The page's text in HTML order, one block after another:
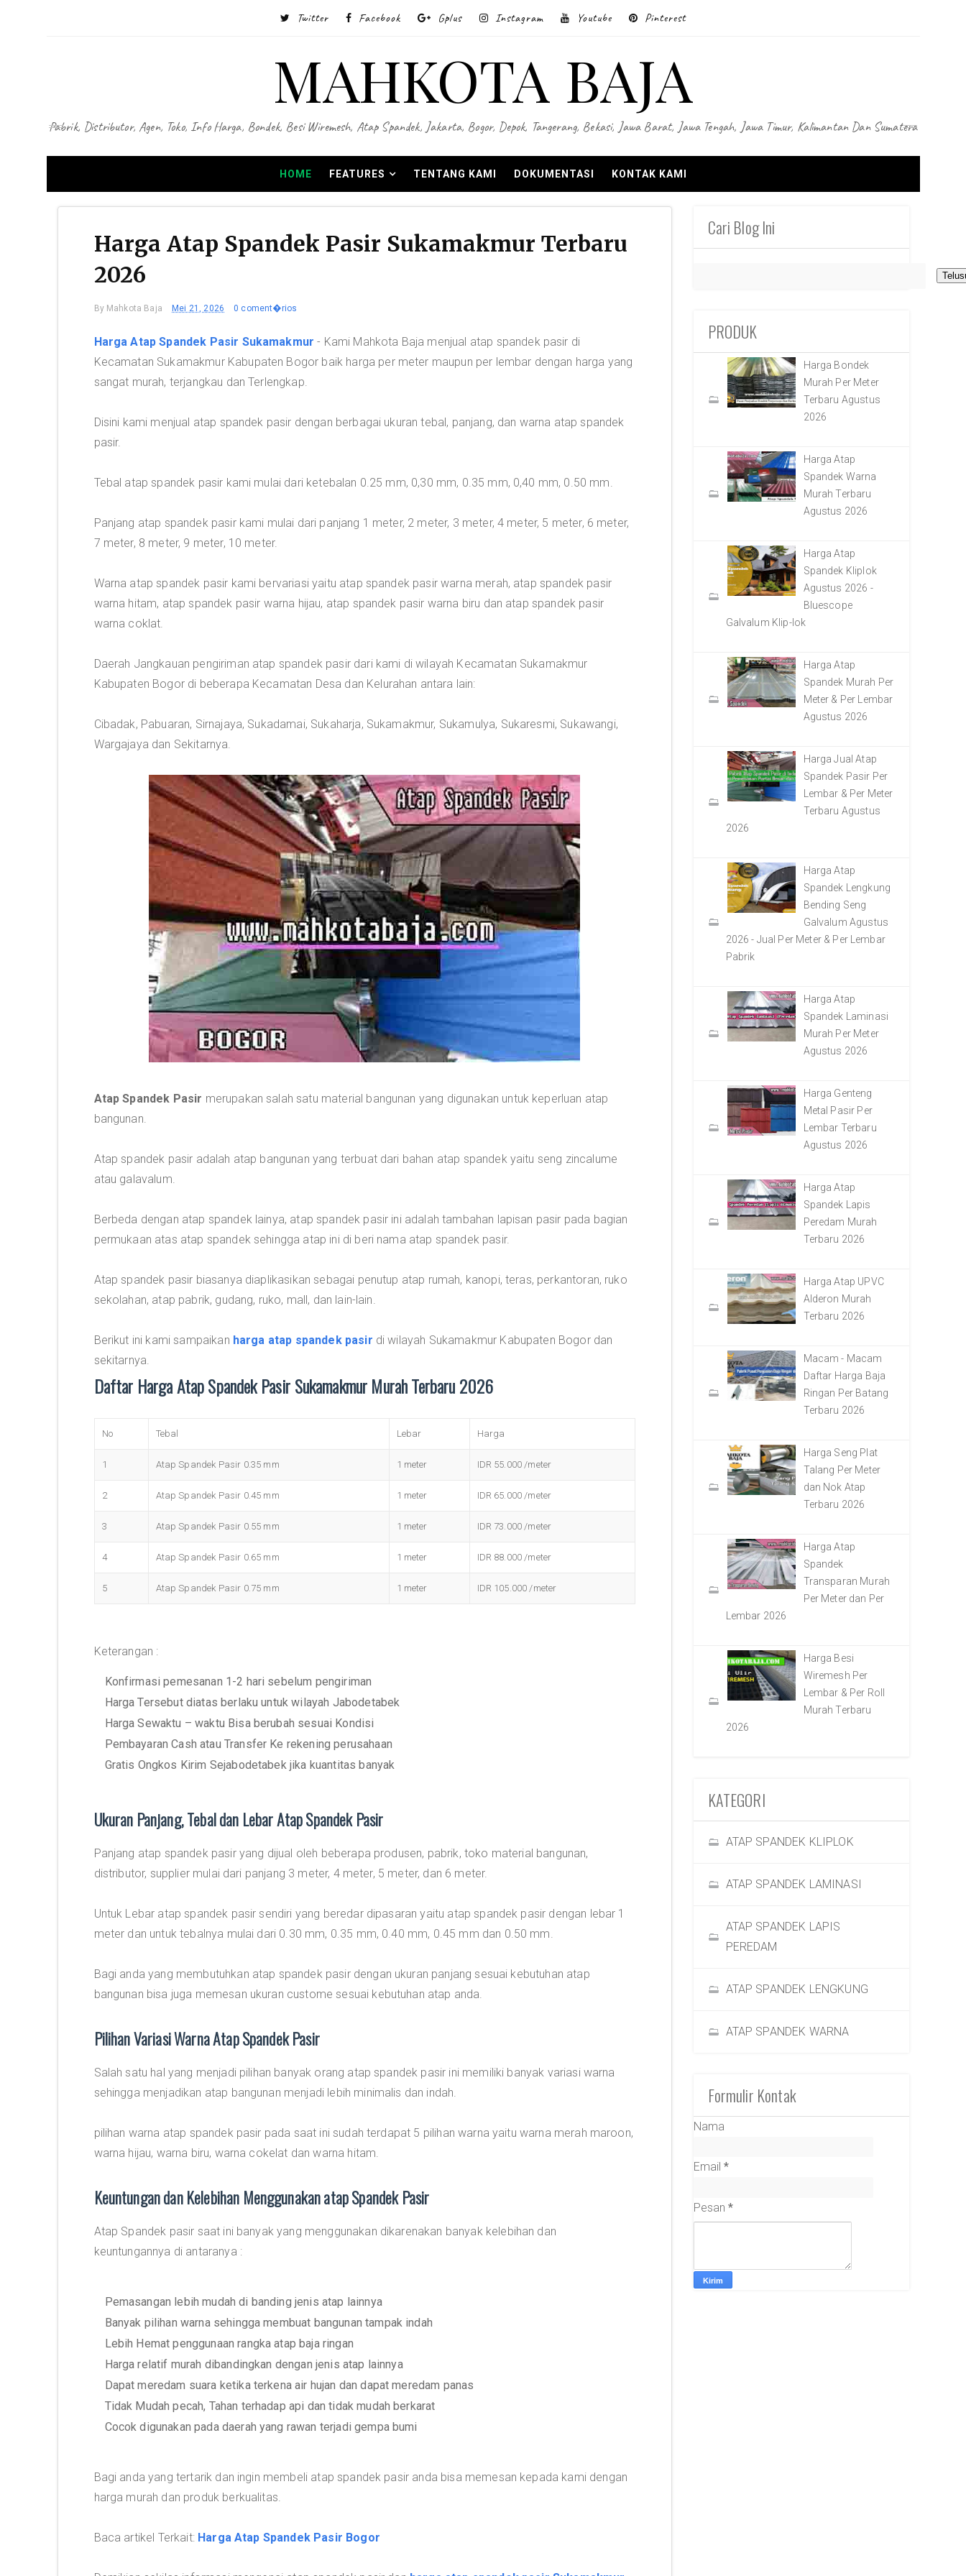
Twitter Facebook Gplus Instagram Youtube Pinterest
MAHKOTA BAJA
Pabrik, Distributor, Agen, Toko, Info Harga, Bondek, Besi Wiremesh, Atap Spandek, Jakarta, Bogor, Depok, Tangerang, Bekasi, Jawa Barat, Jawa Tengah, Jawa Timur, Kalimantan Dan Sumatera
HOME FEATURES TENTANG KAMI DOKUMENTASI KONTAK KAMI
Harga Atap Spandek Pasir Sukamakmur Terbaru
2026
By Mahkota Baja Mei 21, 2026 0 coment�rios
Harga Atap Spandek Pasir Sukamakmur - Kami Mahkota Baja menjual atap spandek pasir di
Kecamatan Sukamakmur Kabupaten Bogor baik harga per meter maupun per lembar dengan harga yang
sangat murah, terjangkau dan Terlengkap.
Disini kami menjual atap spandek pasir dengan berbagai ukuran tebal, panjang, dan warna atap spandek
pasir.
Tebal atap spandek pasir kami mulai dari ketebalan 0.25 mm, 0,30 mm, 0.35 mm, 0,40 mm, 0.50 mm.
Panjang atap spandek pasir kami mulai dari panjang 1 meter, 2 meter, 3 meter, 4 meter, 5 meter, 6 meter,
7 meter, 8 meter, 9 meter, 10 meter.
Warna atap spandek pasir kami bervariasi yaitu atap spandek pasir warna merah, atap spandek pasir
warna hitam, atap spandek pasir warna hijau, atap spandek pasir warna biru dan atap spandek pasir
warna coklat.
Daerah Jangkauan pengiriman atap spandek pasir dari kami di wilayah Kecamatan Sukamakmur
Kabupaten Bogor di beberapa Kecamatan Desa dan Kelurahan antara lain:
Cibadak, Pabuaran, Sirnajaya, Sukadamai, Sukaharja, Sukamakmur, Sukamulya, Sukaresmi, Sukawangi,
Wargajaya dan Sekitarnya.
Atap Spandek Pasir merupakan salah satu material bangunan yang digunakan untuk keperluan atap
bangunan.
Atap spandek pasir adalah atap bangunan yang terbuat dari bahan atap spandek yaitu seng zincalume
atau galavalum.
Berbeda dengan atap spandek lainya, atap spandek pasir ini adalah tambahan lapisan pasir pada bagian
permukaan atas atap spandek sehingga atap ini di beri nama atap spandek pasir.
Atap spandek pasir biasanya diaplikasikan sebagai penutup atap rumah, kanopi, teras, perkantoran, ruko
sekolahan, atap pabrik, gudang, ruko, mall, dan lain-lain.
Berikut ini kami sampaikan harga atap spandek pasir di wilayah Sukamakmur Kabupaten Bogor dan
sekitarnya.
Daftar Harga Atap Spandek Pasir Sukamakmur Murah Terbaru 2026
No Tebal Lebar Harga
1 Atap Spandek Pasir 0.35 mm 1 meter IDR 55.000 /meter
2 Atap Spandek Pasir 0.45 mm 1 meter IDR 65.000 /meter
3 Atap Spandek Pasir 0.55 mm 1 meter IDR 73.000 /meter
4 Atap Spandek Pasir 0.65 mm 1 meter IDR 88.000 /meter
5 Atap Spandek Pasir 0.75 mm 1 meter IDR 105.000 /meter
Keterangan :
Konfirmasi pemesanan 1-2 hari sebelum pengiriman
Harga Tersebut diatas berlaku untuk wilayah Jabodetabek
Harga Sewaktu – waktu Bisa berubah sesuai Kondisi
Pembayaran Cash atau Transfer Ke rekening perusahaan
Gratis Ongkos Kirim Sejabodetabek jika kuantitas banyak
Ukuran Panjang, Tebal dan Lebar Atap Spandek Pasir
Panjang atap spandek pasir yang dijual oleh beberapa produsen, pabrik, toko material bangunan,
distributor, supplier mulai dari panjang 3 meter, 4 meter, 5 meter, dan 6 meter.
Untuk Lebar atap spandek pasir sendiri yang beredar dipasaran yaitu atap spandek pasir dengan lebar 1
meter dan untuk tebalnya mulai dari 0.30 mm, 0.35 mm, 0.40 mm, 0.45 mm dan 0.50 mm.
Bagi anda yang membutuhkan atap spandek pasir dengan ukuran panjang sesuai kebutuhan atap
bangunan bisa juga memesan ukuran custome sesuai kebutuhan atap anda.
Pilihan Variasi Warna Atap Spandek Pasir
Salah satu hal yang menjadi pilihan banyak orang atap spandek pasir ini memiliki banyak variasi warna
sehingga menjadikan atap bangunan menjadi lebih minimalis dan indah.
pilihan warna atap spandek pasir pada saat ini sudah terdapat 5 pilihan warna yaitu warna merah maroon,
warna hijau, warna biru, warna cokelat dan warna hitam.
Keuntungan dan Kelebihan Menggunakan atap Spandek Pasir
Atap Spandek pasir saat ini banyak yang menggunakan dikarenakan banyak kelebihan dan
keuntungannya di antaranya :
Pemasangan lebih mudah di banding jenis atap lainnya
Banyak pilihan warna sehingga membuat bangunan tampak indah
Lebih Hemat penggunaan rangka atap baja ringan
Harga relatif murah dibandingkan dengan jenis atap lainnya
Dapat meredam suara ketika terkena air hujan dan dapat meredam panas
Tidak Mudah pecah, Tahan terhadap api dan tidak mudah berkarat
Cocok digunakan pada daerah yang rawan terjadi gempa bumi
Bagi anda yang tertarik dan ingin membeli atap spandek pasir anda bisa memesan kepada kami dengan
harga murah dan produk berkualitas.
Baca artikel Terkait: Harga Atap Spandek Pasir Bogor
Cari Blog Ini
PRODUK
Harga Bondek
Murah Per Meter
Terbaru Agustus
2026
Harga Atap
Spandek Warna
Murah Terbaru
Agustus 2026
Harga Atap
Spandek Kliplok
Agustus 2026 -
Bluescope
Galvalum Klip-lok
Harga Atap
Spandek Murah Per
Meter & Per Lembar
Agustus 2026
Harga Jual Atap
Spandek Pasir Per
Lembar & Per Meter
Terbaru Agustus
2026
Harga Atap
Spandek Lengkung
Bending Seng
Galvalum Agustus
2026 - Jual Per Meter & Per Lembar
Pabrik
Harga Atap
Spandek Laminasi
Murah Per Meter
Agustus 2026
Harga Genteng
Metal Pasir Per
Lembar Terbaru
Agustus 2026
Harga Atap
Spandek Lapis
Peredam Murah
Terbaru 2026
Harga Atap UPVC
Alderon Murah
Terbaru 2026
Macam - Macam
Daftar Harga Baja
Ringan Per Batang
Terbaru 2026
Harga Seng Plat
Talang Per Meter
dan Nok Atap
Terbaru 2026
Harga Atap
Spandek
Transparan Murah
Per Meter dan Per
Lembar 2026
Harga Besi
Wiremesh Per
Lembar & Per Roll
Murah Terbaru
2026
KATEGORI
ATAP SPANDEK KLIPLOK
ATAP SPANDEK LAMINASI
ATAP SPANDEK LAPIS
PEREDAM
ATAP SPANDEK LENGKUNG
ATAP SPANDEK WARNA
Formulir Kontak
Nama
Email*
Pesan*